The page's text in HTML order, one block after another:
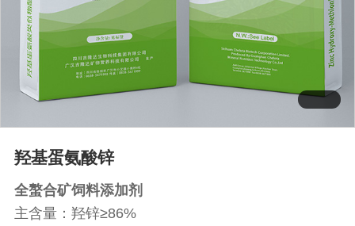
羟基蛋氨酸锌
全螯合矿饲料添加剂
主含量：羟锌≥86%